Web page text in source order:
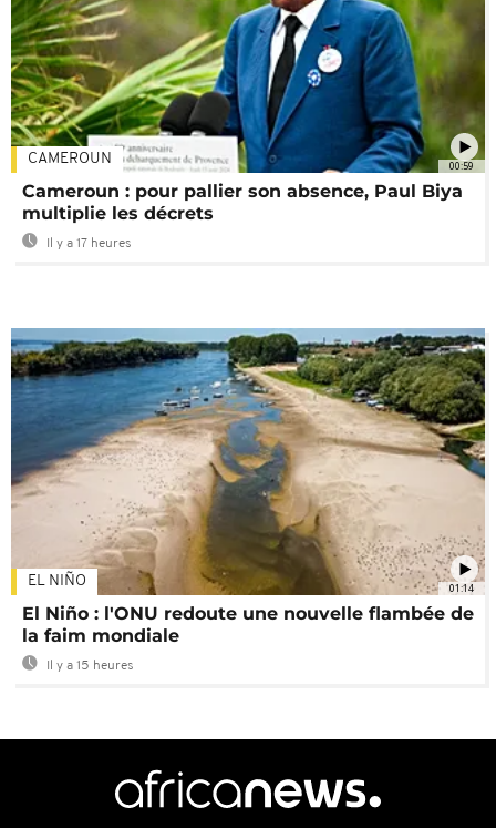
00:59
CAMEROUN
Cameroun : pour pallier son absence, Paul Biya
multiplie les décrets
Il y a 17 heures
01:14
EL NIÑO
El Niño : l'ONU redoute une nouvelle flambée de
la faim mondiale
Il y a 15 heures